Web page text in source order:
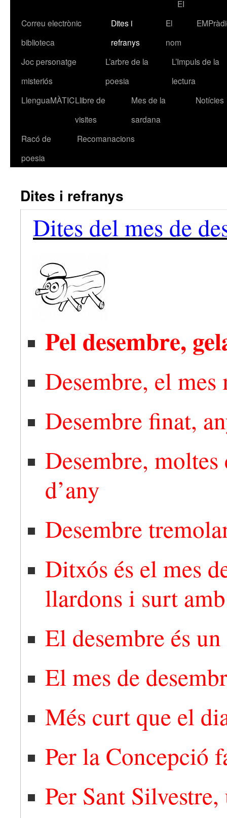
EI
Correu electrònic
biblioteca
Dites i
refranys
El
nom
Joc personatge
misteriós
L’arbre de la
poesia
L’Impuls de la
lectura
LlenguaMÀTICLlibre de
visites
Mes de la
sardana
Notícies
Racó de
poesia
Recomanacions
Dites i refranys
Dites del mes de
Pel desembre,
Desembre, el mes
Desembre finat,
Desembre,
d’any
Desembre
Ditxós és el mes
llardons i surt
El desembre és
El mes de
Més curt que el
Per la Concepció
Per Sant